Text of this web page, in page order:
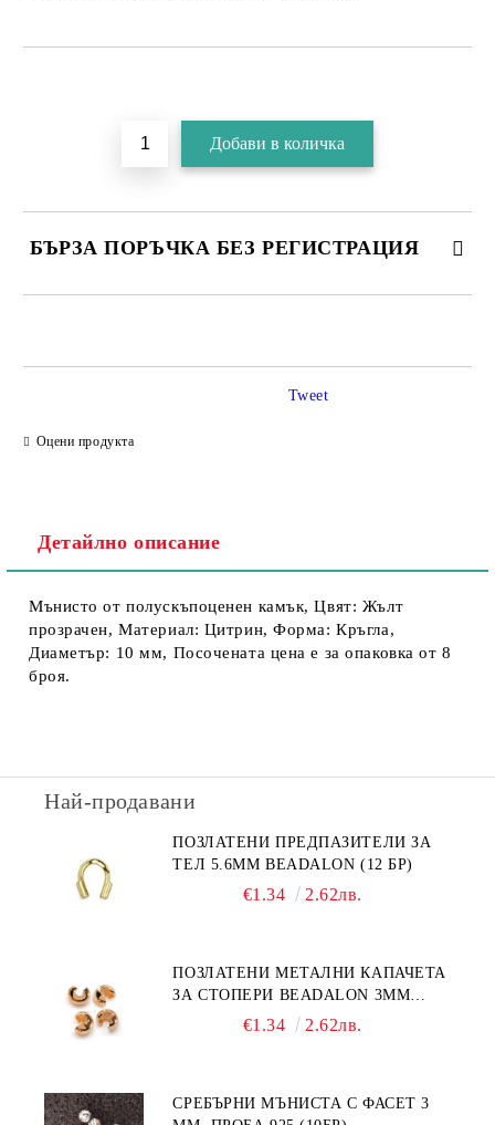
БЪРЗА ПОРЪЧКА БЕЗ РЕГИСТРАЦИЯ
Оцени продукта
Tweet
Детайлно описание
Мънисто от полускъпоценен камък, Цвят: Жълт
прозрачен, Материал: Цитрин, Форма: Кръгла,
Диаметър: 10 мм, Посочената цена е за опаковка от 8
броя.
Най-продавани
ПОЗЛАТЕНИ ПРЕДПАЗИТЕЛИ ЗА
ТЕЛ 5.6ММ BEADALON (12 БР)
€1.34 2.62лв.
ПОЗЛАТЕНИ МЕТАЛНИ КАПАЧЕТА
ЗА СТОПЕРИ BEADALON 3ММ
€1.34 2.62лв.
СРЕБЪРНИ МЪНИСТА С ФАСЕТ 3